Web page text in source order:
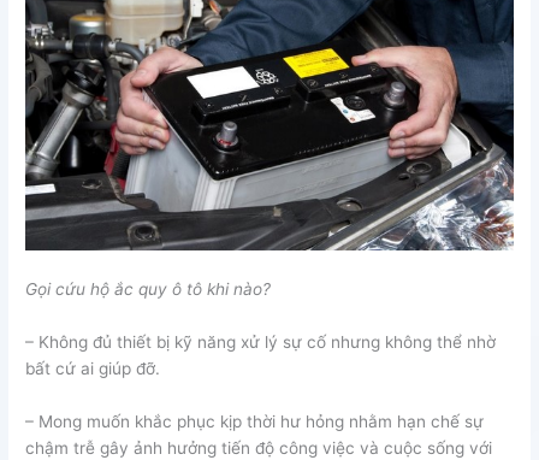
Gọi cứu hộ ắc quy ô tô khi nào?
– Không đủ thiết bị kỹ năng xử lý sự cố nhưng không thể nhờ
bất cứ ai giúp đỡ.
– Mong muốn khắc phục kịp thời hư hỏng nhằm hạn chế sự
chậm trễ gây ảnh hưởng tiến độ công việc và cuộc sống với